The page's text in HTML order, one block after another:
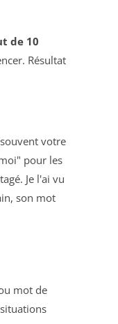
de 10
Résultat
votre
pour les
Je l'ai vu
son mot
mot de